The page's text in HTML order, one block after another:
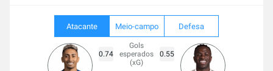
Atacante Meio-campo Defesa
0.74
Gols
esperados
(xG)
0.55